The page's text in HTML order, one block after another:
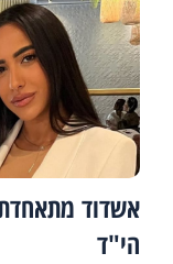
אשדוד
הי"ד